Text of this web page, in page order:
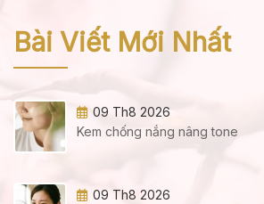
Bài Viết Mới Nhất
09 Th8 2026
Kem chống nắng nâng tone
09 Th8 2026